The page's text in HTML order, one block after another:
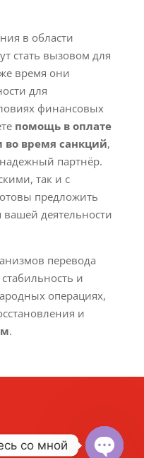
в области
стать вызовом для
время они
для
финансовых
помощь в оплате
время санкций,
партнёр.
так и с
предложить
деятельности
перевода
и
операциях,
и
.
со мной